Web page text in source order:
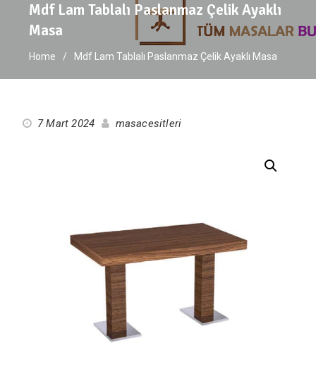
Mdf Lam Tablalı Paslanmaz Çelik Ayaklı
Masa
Home Mdf Lam Tablalı Paslanmaz Çelik Ayaklı Masa
7 Mart 2024 masacesitleri